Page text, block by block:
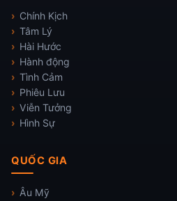
Chính Kịch
Tâm Lý
Hài Hước
Hành động
Tình Cảm
Phiêu Lưu
Viễn Tưởng
Hình Sự
QUỐC GIA
Âu Mỹ